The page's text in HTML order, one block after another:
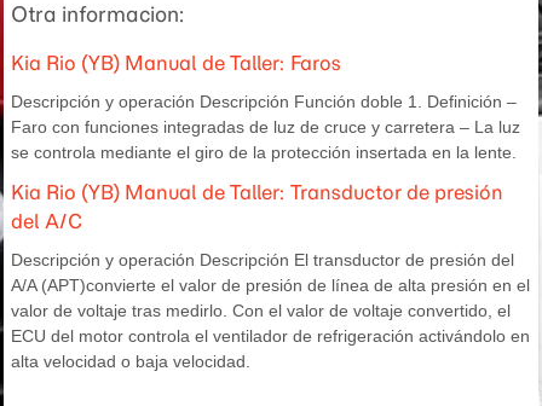
Otra informacion:
Kia Rio (YB) Manual de Taller: Faros
Descripción y operación Descripción Función doble 1. Definición –
Faro con funciones integradas de luz de cruce y carretera – La luz
se controla mediante el giro de la protección insertada en la lente.
Kia Rio (YB) Manual de Taller: Transductor de presión
del A/C
Descripción y operación Descripción El transductor de presión del
A/A (APT)convierte el valor de presión de línea de alta presión en el
valor de voltaje tras medirlo. Con el valor de voltaje convertido, el
ECU del motor controla el ventilador de refrigeración activándolo en
alta velocidad o baja velocidad.